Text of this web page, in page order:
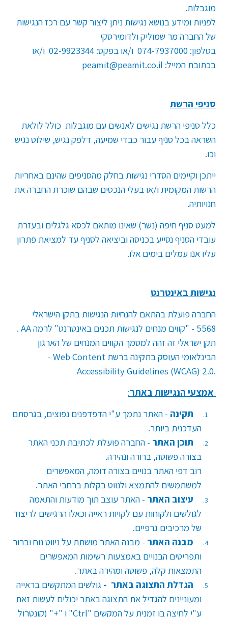
מוגבלות.
לפניות ומידע בנושא נגישות ניתן ליצור קשר עם רכז הנגישות
של החברה מר שמוליק ולדומירסקי
בטלפון: 074-7937000 ו/או בפקס: 02-9923344 ו/או
בכתובת המייל: peamit@peamit.co.il
סניפי הרשת
כלל סניפי הרשת נגישים לאנשים עם מוגבלות כולל לולאת
השראה בכל סניף עבור כבדי שמיעה, דלפק נגיש, שילוט נגיש
וכו.
ייתכן וקיימים הסדרי נגישות בחלק מהסניפים שהינם באחריות
הרשות המקומית ו/או בעלי הנכסים שבהם שוכרת החברה את
חנויותיה.
למעט סניף חיפה (נשר) שאינו מותאם לכסא גלגלים ובעזרת
עובדי הסניף נסייע בכניסה וביציאה לסניף עד למציאת פתרון
עליו אנו עמלים בימים אלו.
נגישות באינטרנט
החברה פועלת בהתאם להנחיות הנגישות בתקן הישראלי
5568 - "קווים מנחים לנגישות תכנים באינטרנט" לרמה
AA
.
תקן ישראלי זה זהה למסמך הקווים המנחים של הארגון
הבינלאומי העוסק בתקינה ברשת- Web Content
Accessibility Guidelines (WCAG) 2.0.
אמצעי הנגישות באתר:
תקינה - האתר נתמך ע"י הדפדפנים נפוצים, בגרסתם
העדכנית ביותר.
תוכן האתר - החברה פועלת לכתיבת תכני האתר
בצורה פשוטה, ברורה ונהירה.
רוב דפי האתר בנויים בצורה דומה, המאפשרים
למשתמשים להתמצא ולנווט בקלות ברחבי האתר.
עיצוב האתר - האתר עוצב תוך מודעות והתאמה
לגולשים ולקוחות עם לקויות ראייה וכאלו הרגישים לריצוד
של מרכיבים גרפיים.
מבנה האתר - מבנה האתר מושתת על ניווט נוח וברור
ותפריטים הבנויים באמצעות רשימות המאפשרים
התמצאות קלה, פשוטה ומהירה באתר.
הגדלת התצוגה באתר - גולשים המתקשים בראייה
ומעוניינים להגדיל את התצוגה באתר יכולים לעשות זאת
ע"י לחיצה בו זמנית על המקשים Ctrl"" ו "+" (קונטרול